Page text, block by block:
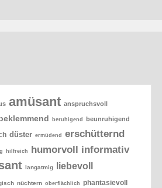
amüsant anspruchsvoll
beruhigend beunruhigend
düster ermüdend erschütternd
hilfreich humorvoll informativ
langatmig liebevoll
nüchtern oberflächlich phantasievoll